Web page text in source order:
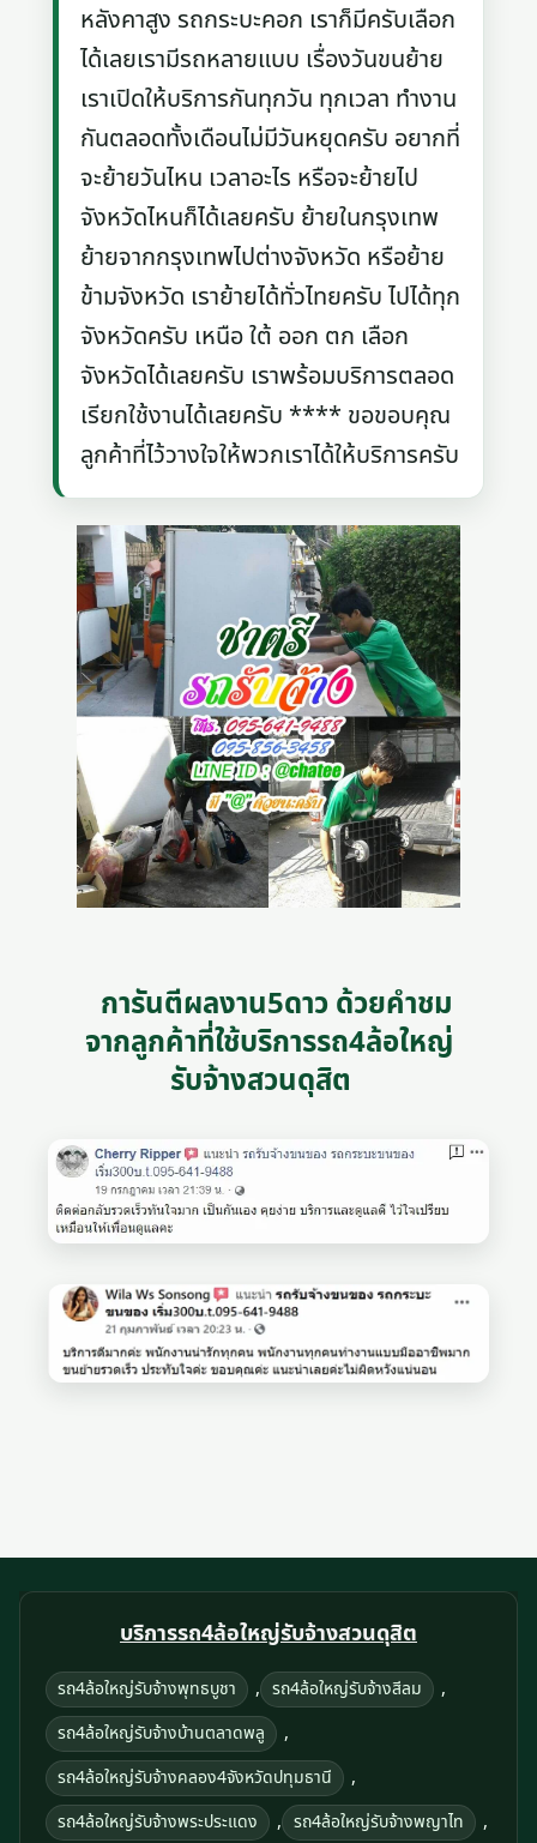
หลังคาสูง รถกระบะคอก เราก็มีครับเลือก
ได้เลยเรามีรถหลายแบบ เรื่องวันขนย้าย
เราเปิดให้บริการกันทุกวัน ทุกเวลา ทำงาน
กันตลอดทั้งเดือนไม่มีวันหยุดครับ อยากที่
จะย้ายวันไหน เวลาอะไร หรือจะย้ายไป
จังหวัดไหนก็ได้เลยครับ ย้ายในกรุงเทพ
ย้ายจากกรุงเทพไปต่างจังหวัด หรือย้าย
ข้ามจังหวัด เราย้ายได้ทั่วไทยครับ ไปได้ทุก
จังหวัดครับ เหนือ ใต้ ออก ตก เลือก
จังหวัดได้เลยครับ เราพร้อมบริการตลอด
เรียกใช้งานได้เลยครับ **** ขอขอบคุณ
ลูกค้าที่ไว้วางใจให้พวกเราได้ให้บริการครับ
การันตีผลงาน5ดาว ด้วยคำชม
จากลูกค้าที่ใช้บริการรถ4ล้อใหญ่
รับจ้างสวนดุสิต
บริการรถ4ล้อใหญ่รับจ้างสวนดุสิต
รถ4ล้อใหญ่รับจ้างพุทธบูชา , รถ4ล้อใหญ่รับจ้างสีลม ,
รถ4ล้อใหญ่รับจ้างบ้านตลาดพลู ,
รถ4ล้อใหญ่รับจ้างคลอง4จังหวัดปทุมธานี ,
รถ4ล้อใหญ่รับจ้างพระประแดง , รถ4ล้อใหญ่รับจ้างพญาไท ,